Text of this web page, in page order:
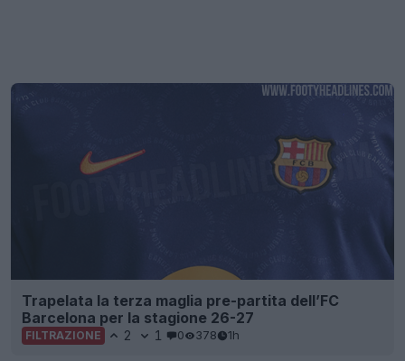
Trapelata la terza maglia pre-partita dell’FC
Barcelona per la stagione 26-27
FILTRAZIONE 2 1 0 378 1h